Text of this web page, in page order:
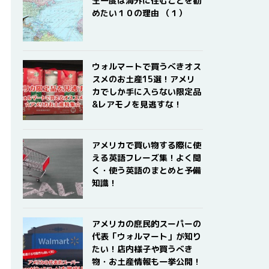
めたい１０の理由 （１）
ウォルマートで買うべきオス
スメのお土産15選！アメリ
カでしか手に入らない限定品
&レアモノを見逃すな！
アメリカで買い物する際に使
える英語フレーズ集！よく聞
く・使う英語のまとめと予備
知識！
アメリカの庶民的スーパーの
代表「ウォルマート」が知り
たい！店内様子や買うべき
物・お土産情報も一挙公開！